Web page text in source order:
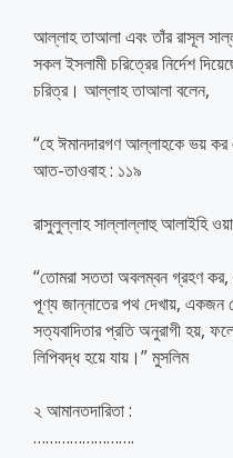
আল্লাহ তাআলা এবং তাঁর রাসূল
সকল ইসলামী চরিত্রের নির্দেশ
চরিত্র। আল্লাহ তাআলা বলেন,
“হে ঈমানদারগণ আল্লাহকে ভয় কর
আত-তাওবাহ : ১১৯
রাসুলুল্লাহ সাল্লাল্লাহু আলাইহি
“তোমরা সততা অবলম্বন গ্রহণ কর,
পূণ্য জান্নাতের পথ দেখায়, একজন
সত্যবাদিতার প্রতি অনুরাগী হয়,
লিপিবদ্ধ হয়ে যায়।” মুসলিম
২ আমানতদারিতা :
…………………….